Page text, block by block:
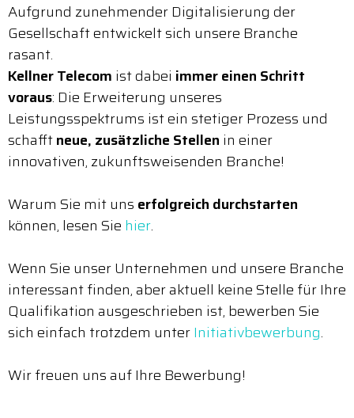
Aufgrund zunehmender Digitalisierung der
Gesellschaft entwickelt sich unsere Branche
rasant.
Kellner Telecom ist dabei immer einen Schritt
voraus: Die Erweiterung unseres
Leistungsspektrums ist ein stetiger Prozess und
schafftneue, zusätzliche Stellen in einer
innovativen, zukunftsweisenden Branche!
Warum Sie mit uns erfolgreich durchstarten
können, lesen Sie hier.
Wenn Sie unser Unternehmen und unsere Branche
interessant finden, aber aktuell keine Stelle für Ihre
Qualifikation ausgeschrieben ist, bewerben Sie
sich einfach trotzdem unterInitiativbewerbung.
Wir freuen uns auf Ihre Bewerbung!